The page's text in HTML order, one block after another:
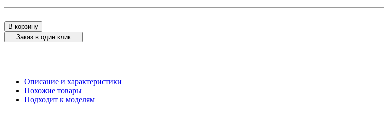
В корзину
Заказ в один клик
Описание и характеристики
Похожие товары
Подходит к моделям